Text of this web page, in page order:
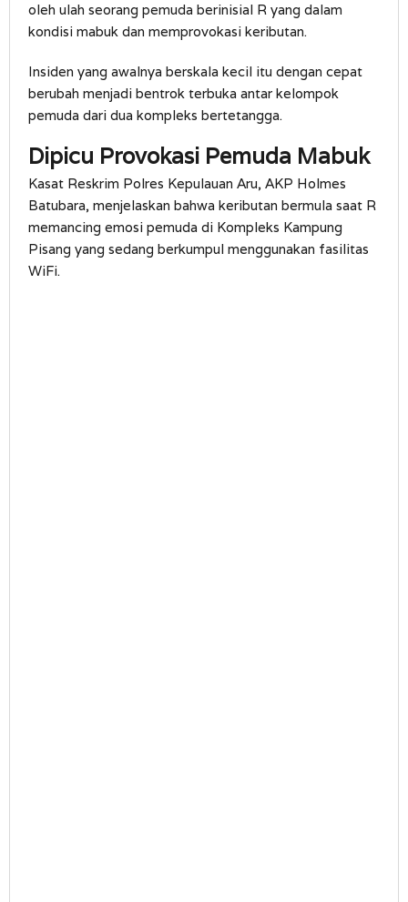
oleh ulah seorang pemuda berinisial R yang dalam
kondisi mabuk dan memprovokasi keributan.
Insiden yang awalnya berskala kecil itu dengan cepat
berubah menjadi bentrok terbuka antar kelompok
pemuda dari dua kompleks bertetangga.
Dipicu Provokasi Pemuda Mabuk
Kasat Reskrim Polres Kepulauan Aru, AKP Holmes
Batubara, menjelaskan bahwa keributan bermula saat R
memancing emosi pemuda di Kompleks Kampung
Pisang yang sedang berkumpul menggunakan fasilitas
WiFi.